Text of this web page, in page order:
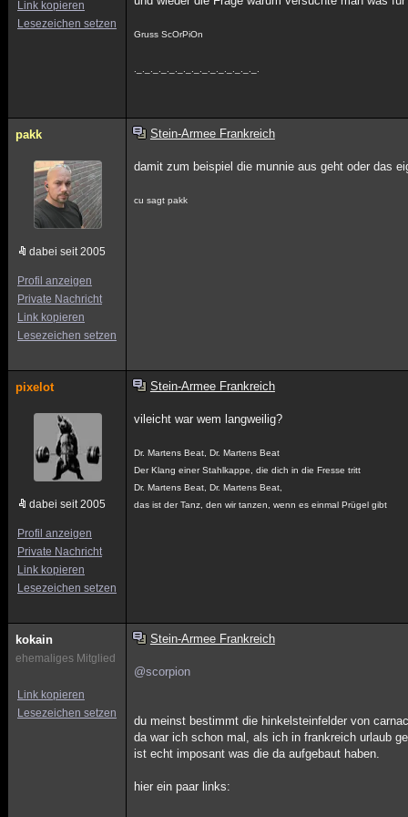
Link kopieren
Lesezeichen setzen
Gruss ScOrPiOn
pakk
dabei seit 2005
Profil anzeigen
Private Nachricht
Link kopieren
Lesezeichen setzen
Stein-Armee Frankreich
damit zum beispiel die munnie aus geht oder das
cu sagt pakk
pixelot
dabei seit 2005
Profil anzeigen
Private Nachricht
Link kopieren
Lesezeichen setzen
Stein-Armee Frankreich
vileicht war wem langweilig?
Dr. Martens Beat, Dr. Martens Beat
Der Klang einer Stahlkappe, die dich in die Fresse tritt
Dr. Martens Beat, Dr. Martens Beat,
das ist der Tanz, den wir tanzen, wenn es einmal Prügel gibt
kokain
ehemaliges Mitglied
Link kopieren
Lesezeichen setzen
Stein-Armee Frankreich
@scorpion
du meinst bestimmt die hinkelsteinfelder von
da war ich schon mal, als ich in frankreich urlaub
ist echt imposant was die da aufgebaut haben.
hier ein paar links: